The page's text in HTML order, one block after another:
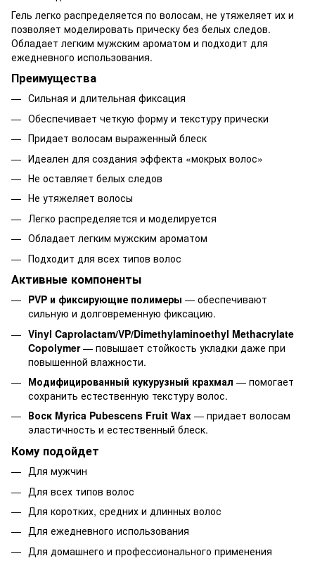
Гель легко распределяется по волосам, не утяжеляет их и
позволяет моделировать прическу без белых следов.
Обладает легким мужским ароматом и подходит для
ежедневного использования.
Преимущества
Сильная и длительная фиксация
Обеспечивает четкую форму и текстуру прически
Придает волосам выраженный блеск
Идеален для создания эффекта «мокрых волос»
Не оставляет белых следов
Не утяжеляет волосы
Легко распределяется и моделируется
Обладает легким мужским ароматом
Подходит для всех типов волос
Активные компоненты
PVP и фиксирующие полимеры — обеспечивают
сильную и долговременную фиксацию.
Vinyl Caprolactam/VP/Dimethylaminoethyl Methacrylate
Copolymer— повышает стойкость укладки даже при
повышенной влажности.
Модифицированный кукурузный крахмал — помогает
сохранить естественную текстуру волос.
Воск Myrica Pubescens Fruit Wax — придает волосам
эластичность и естественный блеск.
Кому подойдет
Для мужчин
Для всех типов волос
Для коротких, средних и длинных волос
Для ежедневного использования
Для домашнего и профессионального применения